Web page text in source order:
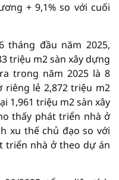
+ 9,1% so với cuối
tháng đầu năm 2025,
triệu m2 sàn xây dựng
trong năm 2025 là 8
riêng lẻ 2,872 triệu m2
1,961 triệu m2 sàn xây
thấy phát triển nhà ở
xu thế chủ đạo so với
triển nhà ở theo dự án